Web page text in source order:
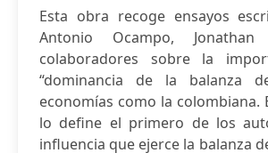
Esta obra recoge ensayos
Antonio Ocampo,
colaboradores sobre la
“dominancia de la balanza
economías como la colombiana.
lo define el primero de los
influencia que ejerce la balanza